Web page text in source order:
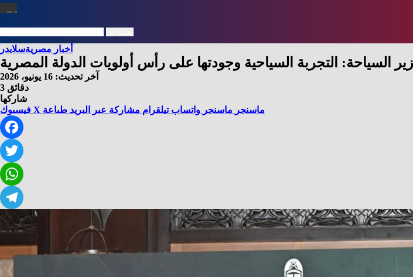
أخبار مصريةسلايدر
السياحة: التجربة السياحية وجودتها على رأس أولويات الدولة المصرية
آخر تحديث: 16 يونيو، 2026
3 دقائق
شاركها
فيسبوك X ماسنجر ماسنجر واتساب تيلقرام مشاركة عبر البريد طباعة